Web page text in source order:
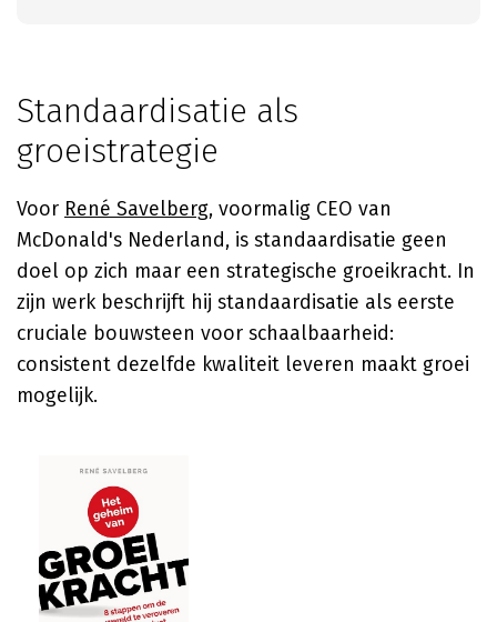
Standaardisatie als
groeistrategie
Voor René Savelberg, voormalig CEO van
McDonald's Nederland, is standaardisatie geen
doel op zich maar een strategische groeikracht. In
zijn werk beschrijft hij standaardisatie als eerste
cruciale bouwsteen voor schaalbaarheid:
consistent dezelfde kwaliteit leveren maakt groei
mogelijk.